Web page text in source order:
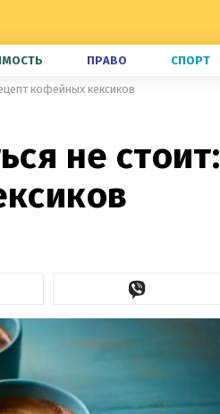
ПРАВО СПОРТ
кофейных кексиков
не стоит: